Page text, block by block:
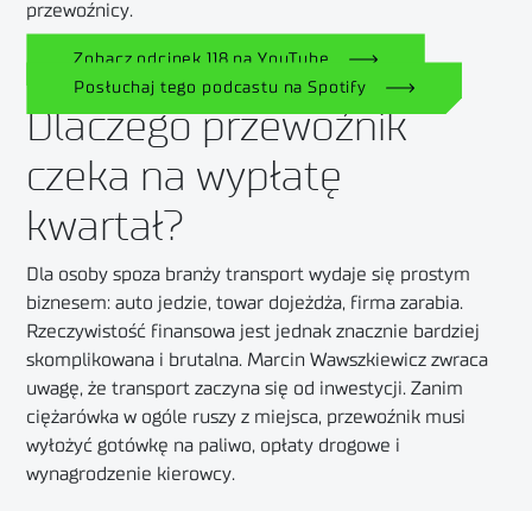
przewoźnicy.
Zobacz odcinek 118 na YouTube
Posłuchaj tego podcastu na Spotify
Dlaczego przewoźnik
czeka na wypłatę
kwartał?
Dla osoby spoza branży transport wydaje się prostym
biznesem: auto jedzie, towar dojeżdża, firma zarabia.
Rzeczywistość finansowa jest jednak znacznie bardziej
skomplikowana i brutalna. Marcin Wawszkiewicz zwraca
uwagę, że transport zaczyna się od inwestycji.Zanim
ciężarówka w ogóle ruszy z miejsca, przewoźnik musi
wyłożyć gotówkę na paliwo, opłaty drogowe i
wynagrodzenie kierowcy.